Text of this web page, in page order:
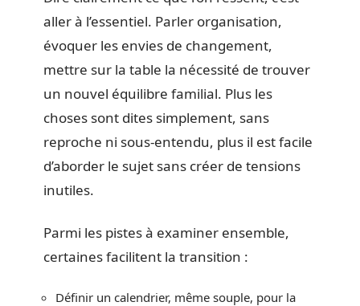
aller à l’essentiel. Parler organisation,
évoquer les envies de changement,
mettre sur la table la nécessité de trouver
un nouvel équilibre familial. Plus les
choses sont dites simplement, sans
reproche ni sous-entendu, plus il est facile
d’aborder le sujet sans créer de tensions
inutiles.
Parmi les pistes à examiner ensemble,
certaines facilitent la transition :
Définir un calendrier, même souple, pour la